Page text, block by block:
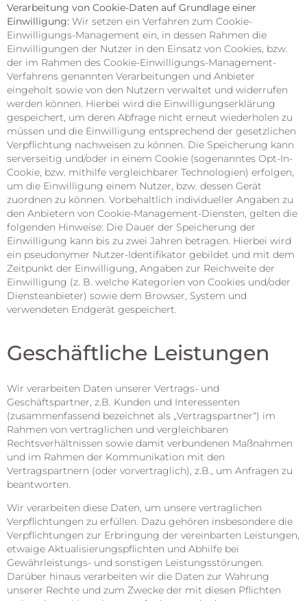
Verarbeitung von Cookie-Daten auf Grundlage einer
Einwilligung: Wir setzen ein Verfahren zum Cookie-
Einwilligungs-Management ein, in dessen Rahmen die
Einwilligungen der Nutzer in den Einsatz von Cookies, bzw.
der im Rahmen des Cookie-Einwilligungs-Management-
Verfahrens genannten Verarbeitungen und Anbieter
eingeholt sowie von den Nutzern verwaltet und widerrufen
werden können. Hierbei wird die Einwilligungserklärung
gespeichert, um deren Abfrage nicht erneut wiederholen zu
müssen und die Einwilligung entsprechend der gesetzlichen
Verpflichtung nachweisen zu können. Die Speicherung kann
serverseitig und/oder in einem Cookie (sogenanntes Opt-In-
Cookie, bzw. mithilfe vergleichbarer Technologien) erfolgen,
um die Einwilligung einem Nutzer, bzw. dessen Gerät
zuordnen zu können. Vorbehaltlich individueller Angaben zu
den Anbietern von Cookie-Management-Diensten, gelten die
folgenden Hinweise: Die Dauer der Speicherung der
Einwilligung kann bis zu zwei Jahren betragen. Hierbei wird
ein pseudonymer Nutzer-Identifikator gebildet und mit dem
Zeitpunkt der Einwilligung, Angaben zur Reichweite der
Einwilligung (z. B. welche Kategorien von Cookies und/oder
Diensteanbieter) sowie dem Browser, System und
verwendeten Endgerät gespeichert.
Geschäftliche Leistungen
Wir verarbeiten Daten unserer Vertrags- und
Geschäftspartner, z.B. Kunden und Interessenten
(zusammenfassend bezeichnet als „Vertragspartner“) im
Rahmen von vertraglichen und vergleichbaren
Rechtsverhältnissen sowie damit verbundenen Maßnahmen
und im Rahmen der Kommunikation mit den
Vertragspartnern (oder vorvertraglich), z.B., um Anfragen zu
beantworten.
Wir verarbeiten diese Daten, um unsere vertraglichen
Verpflichtungen zu erfüllen. Dazu gehören insbesondere die
Verpflichtungen zur Erbringung der vereinbarten Leistungen,
etwaige Aktualisierungspflichten und Abhilfe bei
Gewährleistungs- und sonstigen Leistungsstörungen.
Darüber hinaus verarbeiten wir die Daten zur Wahrung
unserer Rechte und zum Zwecke der mit diesen Pflichten